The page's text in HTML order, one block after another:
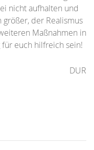
nicht aufhalten und
der Realismus
Maßnahmen in
euch hilfreich sein!
DUR